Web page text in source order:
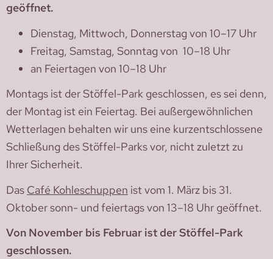
geöffnet.
Dienstag, Mittwoch, Donnerstag von 10–17 Uhr
Freitag, Samstag, Sonntag von 10–18 Uhr
an Feiertagen von 10–18 Uhr
Montags ist der Stöffel-Park geschlossen, es sei denn,
der Montag ist ein Feiertag. Bei außergewöhnlichen
Wetterlagen behalten wir uns eine kurzentschlossene
Schließung des Stöffel-Parks vor, nicht zuletzt zu
Ihrer Sicherheit.
Das Café Kohleschuppen ist vom 1. März bis 31.
Oktober sonn- und feiertags von 13–18 Uhr geöffnet.
Von November bis Februar ist der Stöffel-Park
geschlossen.